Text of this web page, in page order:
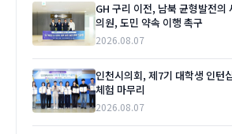
GH 구리 이전, 남북 균형발전
의원, 도민 약속 이행 촉구
2026.08.07
인천시의회, 제7기 대학생 인턴
체험 마무리
2026.08.07